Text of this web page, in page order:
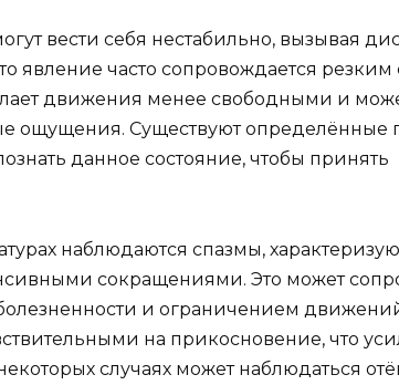
вести себя нестабильно, вызывая
явление часто сопровождается
движения менее свободными и
ощущения. Существуют определённые
данное состояние, чтобы принять
наблюдаются спазмы,
сокращениями. Это может
и ограничением
на прикосновение, что
случаях может наблюдаться